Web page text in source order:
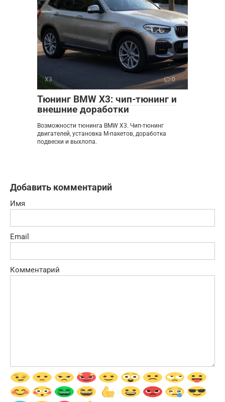
X3 0
Тюнинг BMW X3: чип-тюнинг и
внешние доработки
Возможности тюнинга BMW X3. Чип-тюнинг
двигателей, установка M-пакетов, доработка
подвески и выхлопа.
Добавить комментарий
Имя
Email
Комментарий